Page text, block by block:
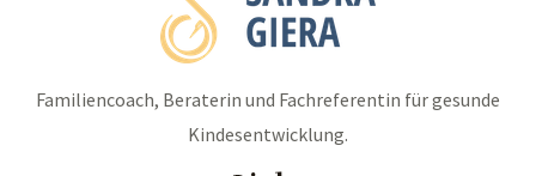
Familiencoach, Beraterin und Fachreferentin für gesunde
Kindesentwicklung.